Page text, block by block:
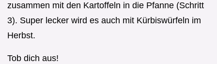
zusammen mit den Kartoffeln in die Pfanne (Schritt
3). Super lecker wird es auch mit Kürbiswürfeln im
Herbst.
Tob dich aus!